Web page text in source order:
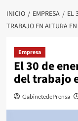
INICIO EMPRESA
EL
TRABAJO EN ALTURA
Empresa
El 30 de
del trabajo
GabinetedePrensa